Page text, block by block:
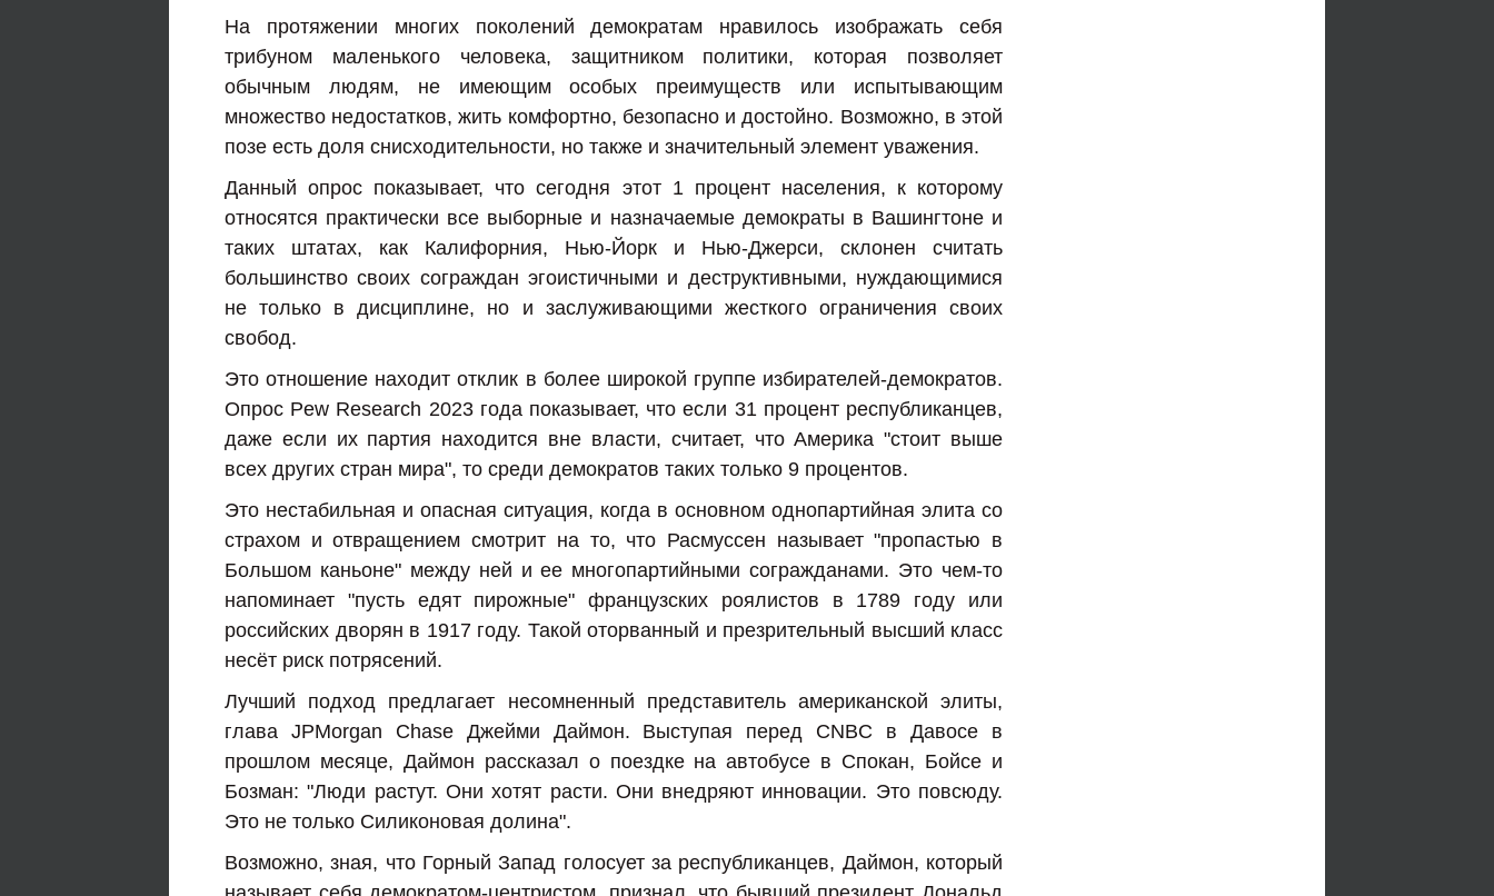
На протяжении многих поколений демократам нравилось изображать себя
трибуном маленького человека, защитником политики, которая позволяет
обычным людям, не имеющим особых преимуществ или испытывающим
множество недостатков, жить комфортно, безопасно и достойно. Возможно, в этой
позе есть доля снисходительности, но также и значительный элемент уважения.
Данный опрос показывает, что сегодня этот 1 процент населения, к которому
относятся практически все выборные и назначаемые демократы в Вашингтоне и
таких штатах, как Калифорния, Нью-Йорк и Нью-Джерси, склонен считать
большинство своих сограждан эгоистичными и деструктивными, нуждающимися
не только в дисциплине, но и заслуживающими жесткого ограничения своих
свобод.
Это отношение находит отклик в более широкой группе избирателей-демократов.
Опрос Pew Research 2023 года показывает, что если 31 процент республиканцев,
даже если их партия находится вне власти, считает, что Америка "стоит выше
всех других стран мира", то среди демократов таких только 9 процентов.
Это нестабильная и опасная ситуация, когда в основном однопартийная элита со
страхом и отвращением смотрит на то, что Расмуссен называет "пропастью в
Большом каньоне" между ней и ее многопартийными согражданами. Это чем-то
напоминает "пусть едят пирожные" французских роялистов в 1789 году или
российских дворян в 1917 году. Такой оторванный и презрительный высший класс
несёт риск потрясений.
Лучший подход предлагает несомненный представитель американской элиты,
глава JPMorgan Chase Джейми Даймон. Выступая перед CNBC в Давосе в
прошлом месяце, Даймон рассказал о поездке на автобусе в Спокан, Бойсе и
Бозман: "Люди растут. Они хотят расти. Они внедряют инновации. Это повсюду.
Это не только Силиконовая долина".
Возможно, зная, что Горный Запад голосует за республиканцев, Даймон, который